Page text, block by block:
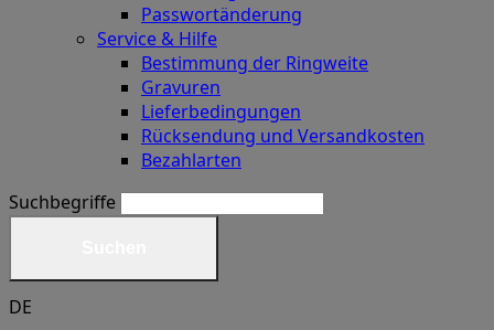
Passwortänderung
Service & Hilfe
Bestimmung der Ringweite
Gravuren
Lieferbedingungen
Rücksendung und Versandkosten
Bezahlarten
Suchbegriffe
DE